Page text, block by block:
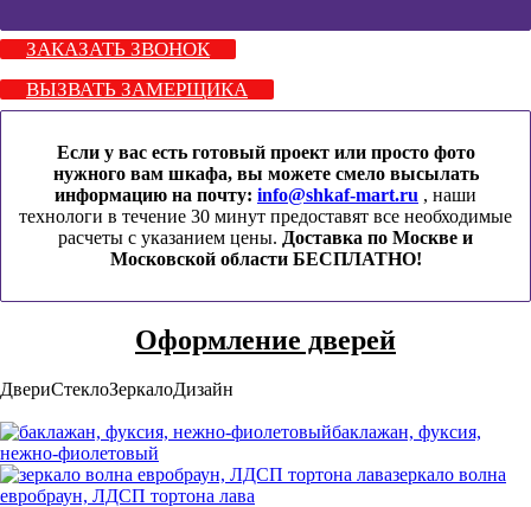
ЗАКАЗАТЬ ЗВОНОК
ВЫЗВАТЬ ЗАМЕРЩИКА
Если у вас есть готовый проект или просто фото
нужного вам шкафа, вы можете смело высылать
информацию на почту: info@shkaf-mart.ru , наши
технологи в течение 30 минут предоставят все необходимые
расчеты с указанием цены. Доставка по Москве и
Московской области БЕСПЛАТНО!
Оформление дверей
ДвериСтеклоЗеркалоДизайн
баклажан, фуксия,
нежно-фиолетовый
зеркало волна
евробраун, ЛДСП тортона лава